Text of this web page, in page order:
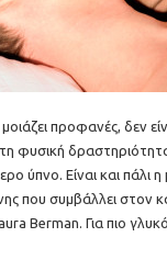
προφανές, δεν
φυσική
ύπνο. Είναι και πάλι
που συμβάλλει στον
Berman. Για πιο